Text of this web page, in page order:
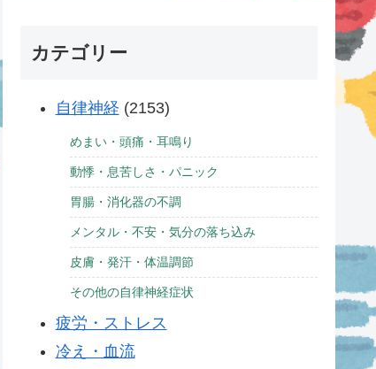
カテゴリー
自律神経 (2153)
めまい・頭痛・耳鳴り
動悸・息苦しさ・パニック
胃腸・消化器の不調
メンタル・不安・気分の落ち込み
皮膚・発汗・体温調節
その他の自律神経症状
疲労・ストレス
冷え・血流